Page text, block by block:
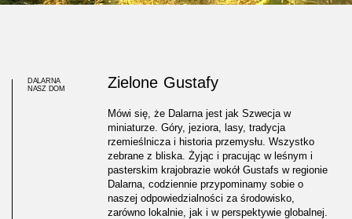
DALARNA
NASZ DOM
Zielone Gustafy
Mówi się, że Dalarna jest jak Szwecja w
miniaturze. Góry, jeziora, lasy, tradycja
rzemieślnicza i historia przemysłu. Wszystko
zebrane z bliska. Żyjąc i pracując w leśnym i
pasterskim krajobrazie wokół Gustafs w regionie
Dalarna, codziennie przypominamy sobie o
naszej odpowiedzialności za środowisko,
zarówno lokalnie, jak i w perspektywie globalnej.